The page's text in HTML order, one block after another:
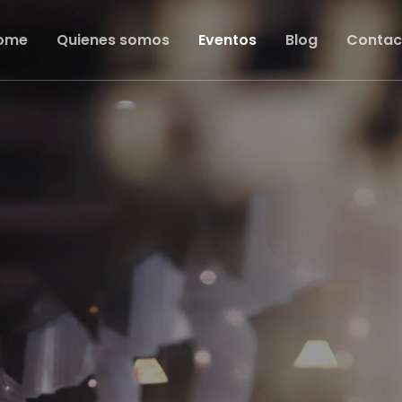
Quienes somos Eventos Blog